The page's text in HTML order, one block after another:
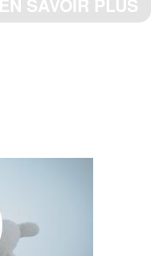
et remplace la
d'entretien textile
SAVOIR PLUS
EN SAVOIR PLUS